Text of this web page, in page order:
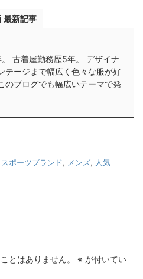
最新記事
古着屋勤務歴5年。 デザイナ
テージまで幅広く色々な服が好
のブログでも幅広いテーマで発
スポーツブランド, メンズ, 人気
とはありません。 ※ が付いてい